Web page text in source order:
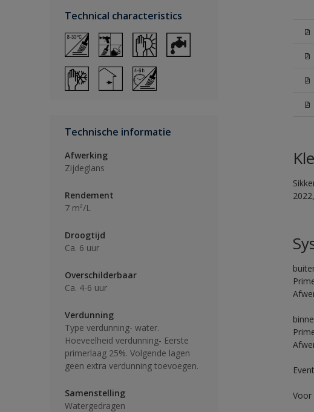
Technical characteristics
Technische informatie
Afwerking
Zijdeglans
Rendement
7 m²/L
Droogtijd
Ca. 6 uur
Overschilderbaar
Ca. 4-6 uur
Verdunning
Type verdunning- water.
Hoeveelheid verdunning- Eerste
primerlaag 25%. Volgende lagen
geen extra verdunning toevoegen.
Samenstelling
Watergedragen
Voor